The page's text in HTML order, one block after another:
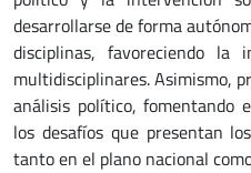
desarrollarse de forma
disciplinas, favoreciendo la
multidisciplinares. Asimismo,
análisis político, fomentando
los desafíos que presentan
tanto en el plano nacional